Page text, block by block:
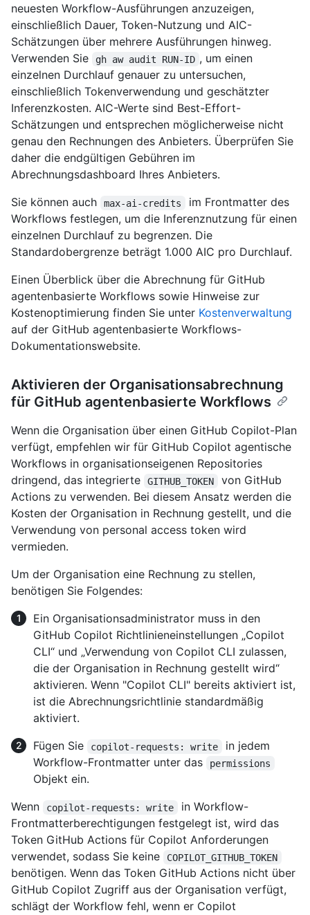
neuesten Workflow-Ausführungen anzuzeigen,
einschließlich Dauer, Token-Nutzung und AIC-
Schätzungen über mehrere Ausführungen hinweg.
Verwenden Sie
gh aw audit RUN-ID , um einen
einzelnen Durchlauf genauer zu untersuchen,
einschließlich Tokenverwendung und geschätzter
Inferenzkosten. AIC-Werte sind Best-Effort-
Schätzungen und entsprechen möglicherweise nicht
genau den Rechnungen des Anbieters. Überprüfen Sie
daher die endgültigen Gebühren im
Abrechnungsdashboard Ihres Anbieters.
Sie können auch
max-ai-credits
im Frontmatter des
Workflows festlegen, um die Inferenznutzung für einen
einzelnen Durchlauf zu begrenzen. Die
Standardobergrenze beträgt 1.000 AIC pro Durchlauf.
Einen Überblick über die Abrechnung für GitHub
agentenbasierte Workflows sowie Hinweise zur
Kostenoptimierung finden Sie unter Kostenverwaltung
auf der GitHub agentenbasierte Workflows-
Dokumentationswebsite.
Aktivieren der Organisationsabrechnung
für GitHub agentenbasierte Workflows
Wenn die Organisation über einen GitHub Copilot-Plan
verfügt, empfehlen wir für GitHub Copilot agentische
Workflows in organisationseigenen Repositories
dringend, das integrierte
GITHUB_TOKEN
von GitHub
Actions zu verwenden. Bei diesem Ansatz werden die
Kosten der Organisation in Rechnung gestellt, und die
Verwendung von personal access token wird
vermieden.
Um der Organisation eine Rechnung zu stellen,
benötigen Sie Folgendes:
Ein Organisationsadministrator muss in den
GitHub Copilot Richtlinieneinstellungen „Copilot
CLI“ und „Verwendung von Copilot CLI zulassen,
die der Organisation in Rechnung gestellt wird“
aktivieren. Wenn "Copilot CLI" bereits aktiviert ist,
ist die Abrechnungsrichtlinie standardmäßig
aktiviert.
Fügen Sie
copilot-requests: write
in jedem
Workflow-Frontmatter unter das
permissions
Objekt ein.
Wenn
copilot-requests: write
in Workflow-
Frontmatterberechtigungen festgelegt ist, wird das
Token GitHub Actions für Copilot Anforderungen
verwendet, sodass Sie keine
COPILOT_GITHUB_TOKEN
benötigen. Wenn das Token GitHub Actions nicht über
GitHub Copilot Zugriff aus der Organisation verfügt,
schlägt der Workflow fehl, wenn er Copilot